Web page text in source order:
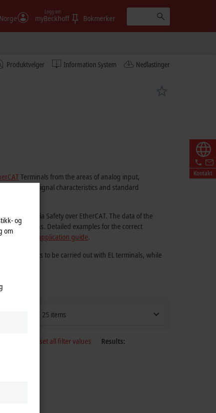
Norge myBeckhoff
Logg inn
Bokmerker
Produktvelger Information System Nedlastinger
Kontakt
Terminals from the areas of analog input,
typical signal characteristics and standard
via Safety over EtherCAT. The data of the
applications. Detailed examples for the correct
in the
application guide.
initial tests to be carried out with EL terminals, while
25 items
Reset all filter values Results:
og
om